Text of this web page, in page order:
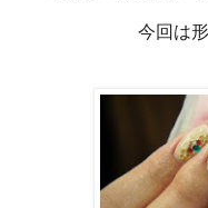
今回は